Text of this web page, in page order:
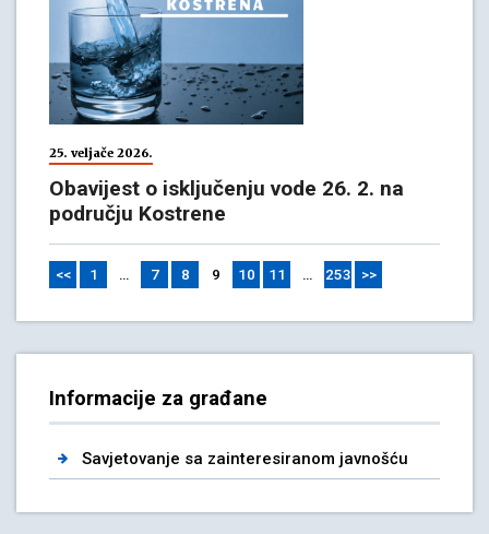
25. veljače 2026.
Obavijest o isključenju vode 26. 2. na
području Kostrene
<< 1 … 7 8 9 10 11 … 253 >>
Informacije za građane
Savjetovanje sa zainteresiranom javnošću